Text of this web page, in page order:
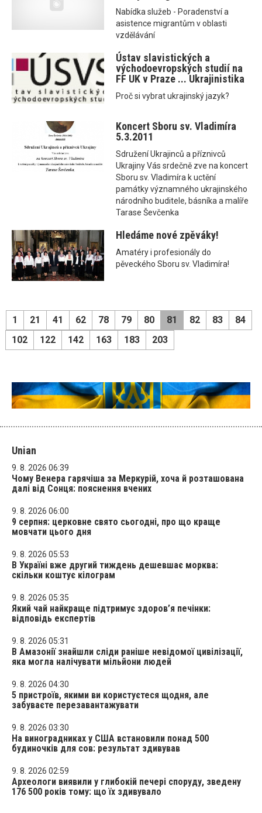
Nabídka služeb - Poradenství a
asistence migrantům v oblasti
vzdělávání
Ústav slavistických a
východoevropských studií na
FF UK v Praze ... Ukrajinistika
Proč si vybrat ukrajinský jazyk?
Koncert Sboru sv. Vladimíra
5.3.2011
Sdružení Ukrajinců a příznivců
Ukrajiny Vás srdečně zve na koncert
Sboru sv. Vladimíra k uctění
památky významného ukrajinského
národního buditele, básníka a malíře
Tarase Ševčenka
Hledáme nové zpěváky!
Amatéry i profesionály do
pěveckého Sboru sv. Vladimíra!
1 21 41 62 78 79 80 81 82 83
84
102
122 142 163 183 203
Unian
9. 8. 2026 06:39
Чому Венера гарячіша за Меркурій, хоча й розташована
далі від Сонця: пояснення вчених
9. 8. 2026 06:00
9 серпня: церковне свято сьогодні, про що краще
мовчати цього дня
9. 8. 2026 05:53
В Україні вже другий тиждень дешевшає морква:
скільки коштує кілограм
9. 8. 2026 05:35
Який чай найкраще підтримує здоров’я печінки:
відповідь експертів
9. 8. 2026 05:31
В Амазонії знайшли сліди раніше невідомої цивілізації,
яка могла налічувати мільйони людей
9. 8. 2026 04:30
5 пристроїв, якими ви користуєтеся щодня, але
забуваєте перезавантажувати
9. 8. 2026 03:30
На виноградниках у США встановили понад 500
будиночків для сов: результат здивував
9. 8. 2026 02:59
Археологи виявили у глибокій печері споруду, зведену
176 500 років тому: що їх здивувало